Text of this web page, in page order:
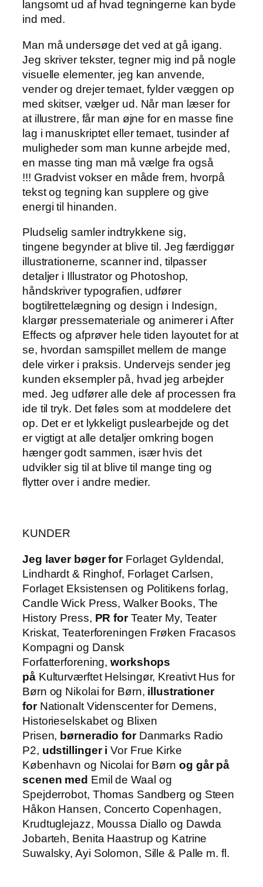
langsomt ud af hvad tegningerne kan byde
ind med.
Man må undersøge det ved at gå igang.
Jeg skriver tekster, tegner mig ind på nogle
visuelle elementer, jeg kan anvende,
vender og drejer temaet, fylder væggen op
med skitser, vælger ud. Når man læser for
at illustrere, får man øjne for en masse fine
lag i manuskriptet eller temaet, tusinder af
muligheder som man kunne arbejde med,
en masse ting man må vælge fra også
!!! Gradvist vokser en måde frem, hvorpå
tekst og tegning kan supplere og give
energi til hinanden.
Pludselig samler indtrykkene sig,
tingene begynder at blive til. Jeg færdiggør
illustrationerne, scanner ind, tilpasser
detaljer i Illustrator og Photoshop,
håndskriver typografien, udfører
bogtilrettelægning og design i Indesign,
klargør pressemateriale og animerer i After
Effects og afprøver hele tiden layoutet for at
se, hvordan samspillet mellem de mange
dele virker i praksis. Undervejs sender jeg
kunden eksempler på, hvad jeg arbejder
med. Jeg udfører alle dele af processen fra
ide til tryk. Det føles som at moddelere det
op. Det er et lykkeligt puslearbejde og det
er vigtigt at alle detaljer omkring bogen
hænger godt sammen, især hvis det
udvikler sig til at blive til mange ting og
flytter over i andre medier.
KUNDER
Jeg laver bøger for Forlaget Gyldendal,
Lindhardt & Ringhof, Forlaget Carlsen,
Forlaget Eksistensen og Politikens forlag,
Candle Wick Press, Walker Books, The
History Press, PR forTeater My, Teater
Kriskat, Teaterforeningen Frøken Fracasos
Kompagni og Dansk
Forfatterforening,workshops
på Kulturværftet Helsingør, Kreativt Hus for
Børn og Nikolai for Børn, illustrationer
for Nationalt Videnscenter for Demens,
Historieselskabet og Blixen
Prisen, børneradio for Danmarks Radio
P2, udstillinger iVor Frue Kirke
København og Nicolai for Børn og går på
scenen med Emil de Waal og
Spejderrobot, Thomas Sandberg og Steen
Håkon Hansen, Concerto Copenhagen,
Krudtuglejazz, Moussa Diallo og Dawda
Jobarteh, Benita Haastrup og Katrine
Suwalsky, Ayi Solomon, Sille & Palle m. fl.